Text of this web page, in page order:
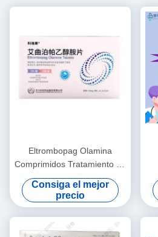
Eltrombopag Olamina
Comprimidos Tratamiento de
trombocitopenia
Medicamentos para el
tratamiento de
trombocitopenia inmune en
adultos y afecciones de
Consiga el mejor
precio